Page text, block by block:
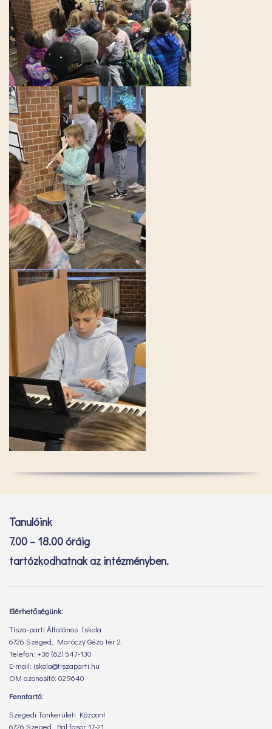
Tanulóink
7.00 – 18.00 óráig
tartózkodhatnak az intézményben.
Elérhetőségünk:
Tisza-parti Általános Iskola
6726 Szeged, Maróczy Géza tér 2.
Telefon: +36 (62) 547-130
E-mail: iskola@tiszaparti.hu
OM azonosító: 029640
Fenntartó:
Szegedi Tankerületi Központ
6726 Szeged, Bal fasor 17-21.